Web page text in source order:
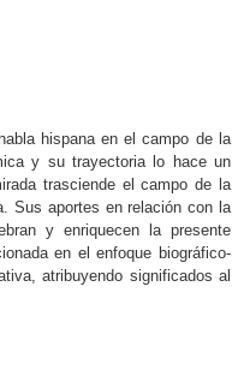
hispana en el campo de la
y su trayectoria lo hace un
trasciende el campo de la
Sus aportes en relación con la
y enriquecen la presente
en el enfoque biográfico-
atribuyendo significados al